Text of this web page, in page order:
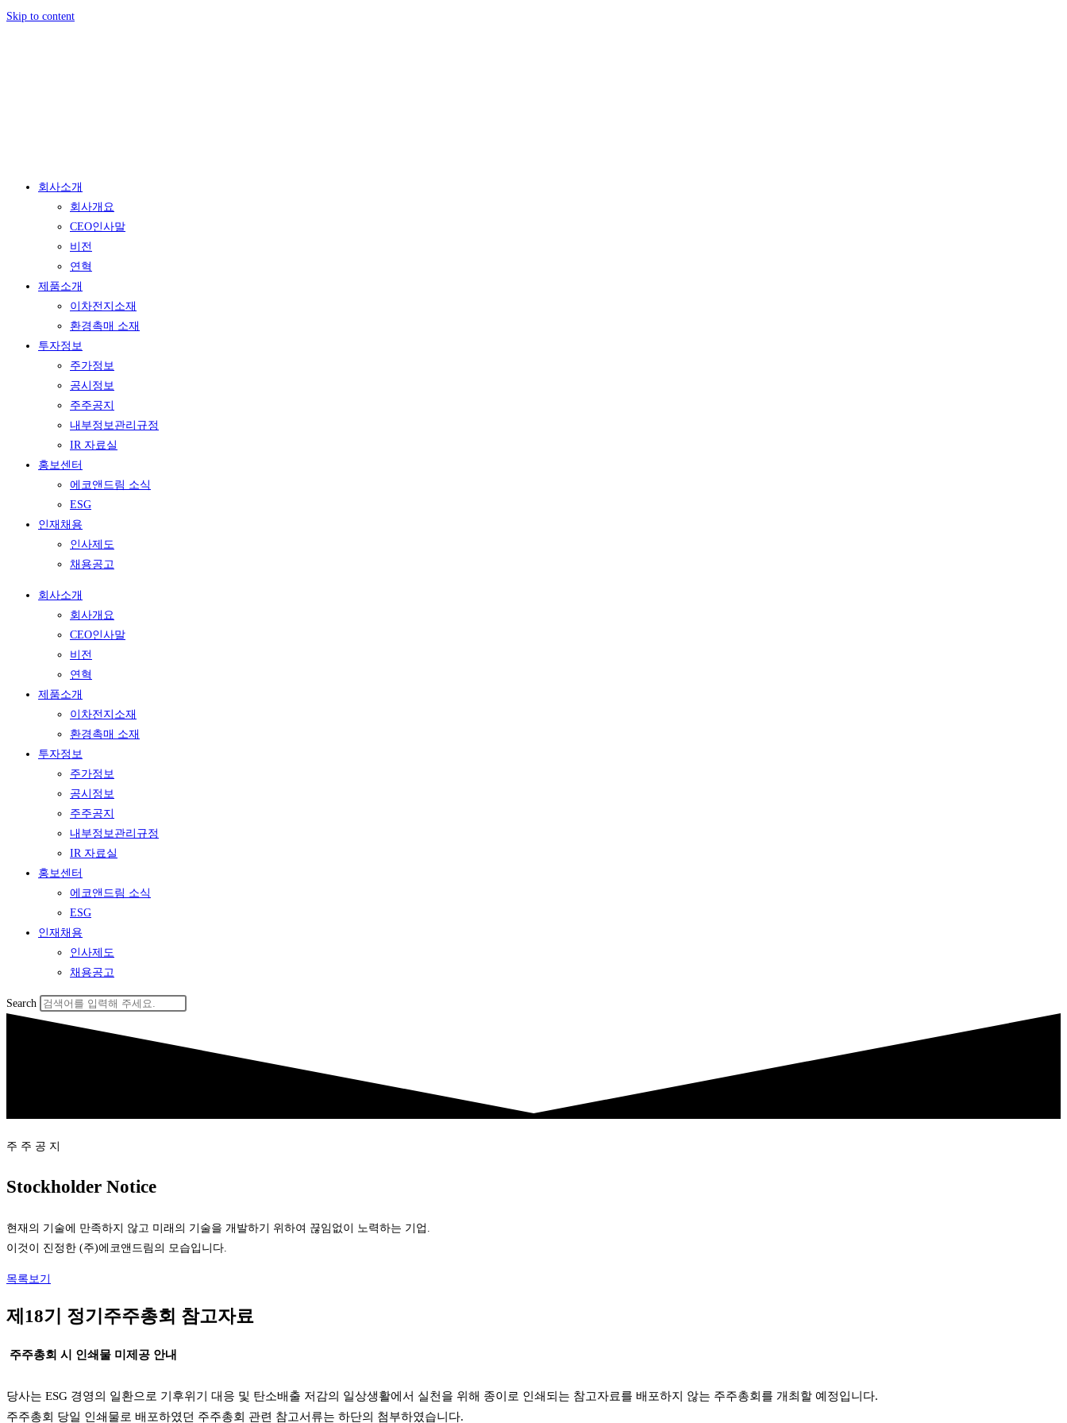
Skip to content
회사소개
회사개요
CEO인사말
비전
연혁
제품소개
이차전지소재
환경촉매 소재
투자정보
주가정보
공시정보
주주공지
내부정보관리규정
IR 자료실
홍보센터
에코앤드림 소식
ESG
인재채용
인사제도
채용공고
회사소개
회사개요
CEO인사말
비전
연혁
제품소개
이차전지소재
환경촉매 소재
투자정보
주가정보
공시정보
주주공지
내부정보관리규정
IR 자료실
홍보센터
에코앤드림 소식
ESG
인재채용
인사제도
채용공고
Search
주 주 공 지
Stockholder Notice
현재의 기술에 만족하지 않고 미래의 기술을 개발하기 위하여 끊임없이 노력하는 기업.
이것이 진정한 (주)에코앤드림의 모습입니다.
목록보기
제18기 정기주주총회 참고자료
주주총회 시 인쇄물 미제공 안내
당사는 ESG 경영의 일환으로 기후위기 대응 및 탄소배출 저감의 일상생활에서 실천을 위해 종이로 인쇄되는 참고자료를 배포하지 않는 주주총회를 개최할 예정입니다.
주주총회 당일 인쇄물로 배포하였던 주주총회 관련 참고서류는 하단의 첨부하였습니다.